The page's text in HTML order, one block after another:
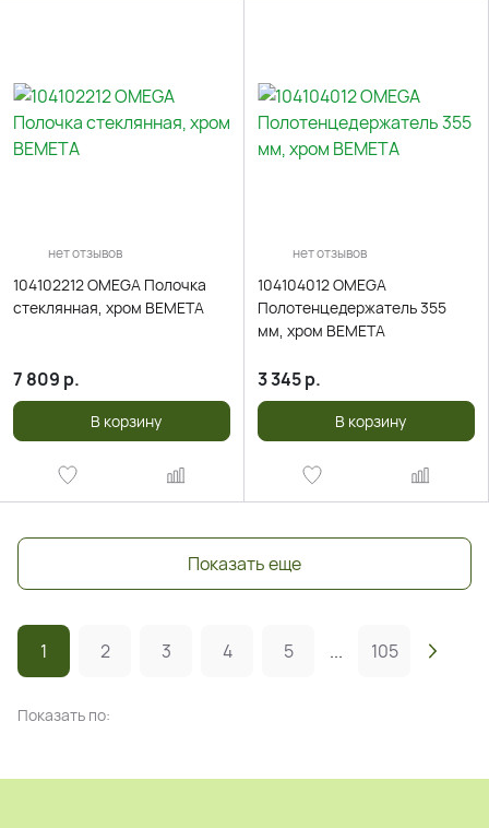
нет отзывов
104102212 OMEGA Полочка
стеклянная, хром BEMETA
7 809 р.
В корзину
нет отзывов
104104012 OMEGA
Полотенцедержатель 355
мм, хром BEMETA
3 345р.
В корзину
Показать еще
1 2 3 4 5 ... 105
Показать по: